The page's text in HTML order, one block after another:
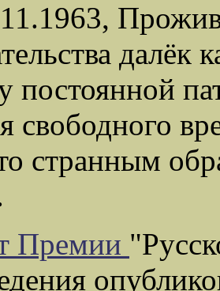
далёк
постоянной
свободного
странным
Премии